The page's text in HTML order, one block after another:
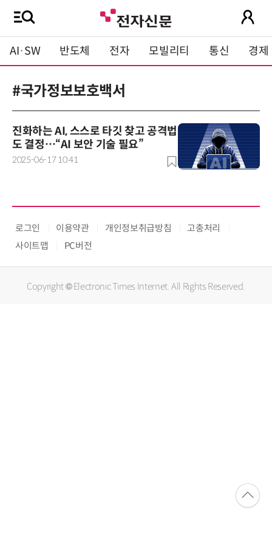
AI·SW 반도체 전자 모빌리티 통신 경제
#국가정보보호백서
진화하는 AI, 스스로 타깃 찾고 공격법
도 결정…“AI 보안 기술 필요”
2025-06-17 10:41
로그인 이용약관 개인정보취급방침
고충처리
사이트맵
PC버전
Copyright © Electronic Times Internet. All Rights Reserved.